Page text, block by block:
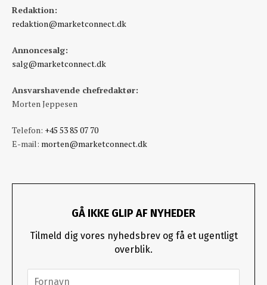
Redaktion:
redaktion@marketconnect.dk
Annoncesalg:
salg@marketconnect.dk
Ansvarshavende chefredaktør:
Morten Jeppesen
Telefon: +45 53 85 07 70
E-mail: morten@marketconnect.dk
GÅ IKKE GLIP AF NYHEDER
Tilmeld dig vores nyhedsbrev og få et ugentligt
overblik.